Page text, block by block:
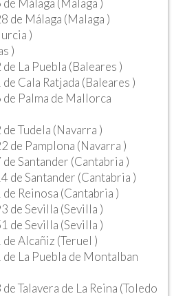
Málaga (Malaga )
de Málaga (Malaga )
)
)
La Puebla (Baleares )
Cala Ratjada (Baleares )
Palma de Mallorca
Tudela (Navarra )
de Pamplona (Navarra )
Santander (Cantabria )
de Santander (Cantabria )
Reinosa (Cantabria )
de Sevilla (Sevilla )
de Sevilla (Sevilla )
Alcañiz (Teruel )
La Puebla de Montalban
Talavera de La Reina (Toledo